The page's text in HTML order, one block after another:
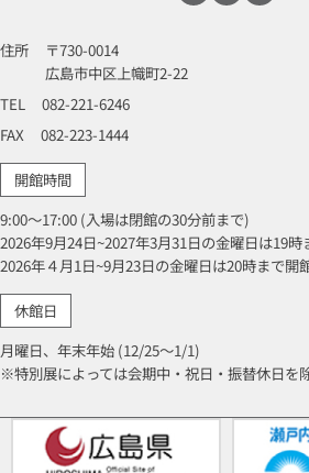
住所
〒730-0014
広島市中区上幟町2-22
TEL
082-221-6246
FAX
082-223-1444
開館時間
9:00～17:00 (入場は閉館の30分前まで)
2026年9月24日~2027年3月31日の金曜日は19時
2026年４月1日~9月23日の金曜日は20時まで開
休館日
月曜日、年末年始 (12/25～1/1)
※特別展によっては会期中・祝日・振替休日を